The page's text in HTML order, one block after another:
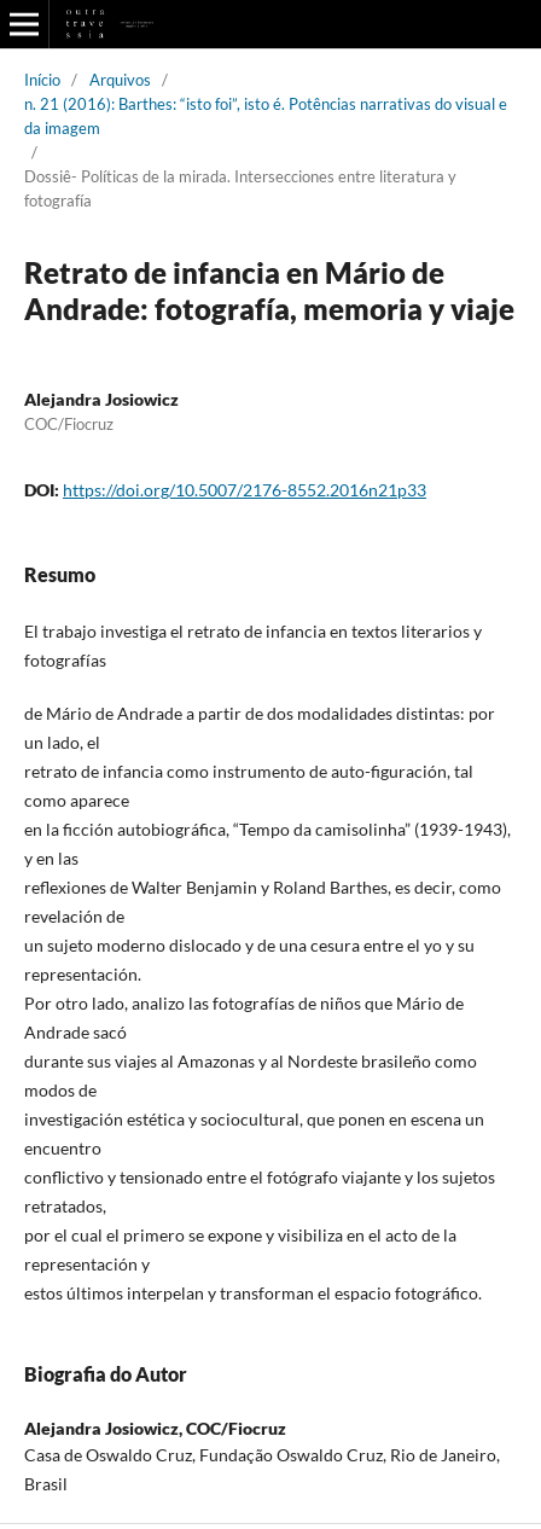
Início / Arquivos
/
n. 21 (2016): Barthes: “isto foi”, isto é. Potências narrativas do visual e
da imagem
/
Dossiê- Políticas de la mirada. Intersecciones entre literatura y
fotografía
Retrato de infancia en Mário de
Andrade: fotografía, memoria y viaje
Alejandra Josiowicz
COC/Fiocruz
DOI: https://doi.org/10.5007/2176-8552.2016n21p33
Resumo
El trabajo investiga el retrato de infancia en textos literarios y
fotografías
de Mário de Andrade a partir de dos modalidades distintas: por
un lado, el
retrato de infancia como instrumento de auto-figuración, tal
como aparece
en la ficción autobiográfica, “Tempo da camisolinha” (1939-1943),
y en las
reflexiones de Walter Benjamin y Roland Barthes, es decir, como
revelación de
un sujeto moderno dislocado y de una cesura entre el yo y su
representación.
Por otro lado, analizo las fotografías de niños que Mário de
Andrade sacó
durante sus viajes al Amazonas y al Nordeste brasileño como
modos de
investigación estética y sociocultural, que ponen en escena un
encuentro
conflictivo y tensionado entre el fotógrafo viajante y los sujetos
retratados,
por el cual el primero se expone y visibiliza en el acto de la
representación y
estos últimos interpelan y transforman el espacio fotográfico.
Biografia do Autor
Alejandra Josiowicz,COC/Fiocruz
Casa de Oswaldo Cruz, Fundação Oswaldo Cruz, Rio de Janeiro,
Brasil